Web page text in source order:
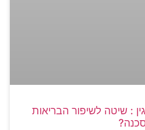
: שיטה לשיפור הבריאות